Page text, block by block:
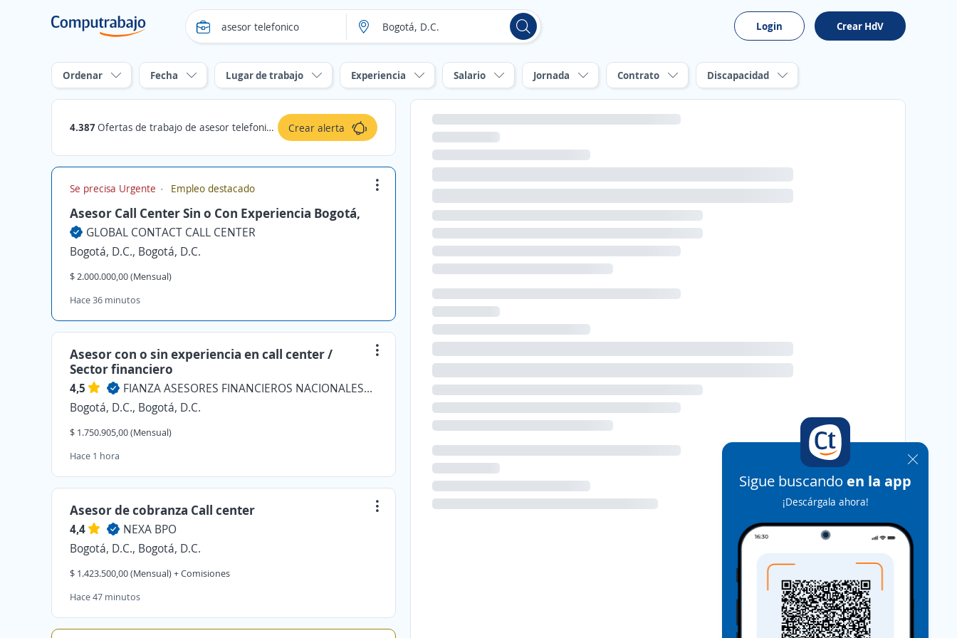
Login Crear HdV
Ordenar Fecha Lugar de trabajo Experiencia Salario Jornada Contrato Discapacidad
4.387Ofertas de trabajo de asesor telefonico en Bogotá, D.C. Crear alerta
Se precisa Urgente Empleo destacado
Asesor Call Center Sin o Con Experiencia Bogotá,
GLOBAL CONTACT CALL CENTER
Bogotá, D.C., Bogotá, D.C.
$ 2.000.000,00 (Mensual)
Hace 36 minutos
Asesor con o sin experiencia en call center /
Sector financiero
4,5
FIANZA ASESORES FINANCIEROS NACIONALES BPO SAS
Bogotá, D.C., Bogotá, D.C.
$ 1.750.905,00 (Mensual)
Hace 1 hora
Asesor de cobranza Call center
4,4
NEXA BPO
Bogotá, D.C., Bogotá, D.C.
$ 1.423.500,00 (Mensual) + Comisiones
Hace 47 minutos
Sigue buscando en la app
¡Descárgala ahora!